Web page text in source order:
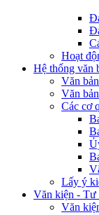
Hoạt
Hệ thống văn
Văn
Văn
Các cơ
Lấy ý
Văn kiện - Tư
Văn